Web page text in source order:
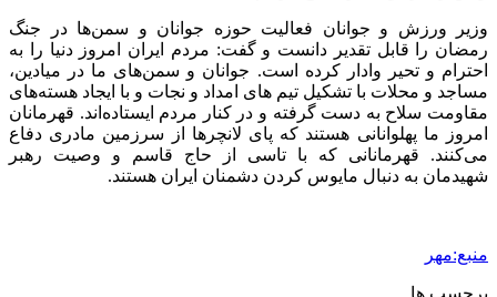
وزیر ورزش و جوانان فعالیت حوزه جوانان و سمن‌ها در جنگ
رمضان را قابل تقدیر دانست و گفت: مردم ایران امروز دنیا را به
احترام و تحیر وادار کرده است. جوانان و سمن‌های ما در میادین،
مساجد و محلات با تشکیل تیم های امداد و نجات و با ایجاد هسته‌های
مقاومت سلاح به دست گرفته و در کنار مردم ایستاده‌اند. قهرمانان
امروز ما پهلوانانی هستند که پای لانچرها از سرزمین مادری دفاع
می‌کنند. قهرمانانی که با تاسی از حاج قاسم و وصیت رهبر
شهیدمان به دنبال مایوس کردن دشمنان ایران هستند.
منبع:مهر
برچسب ها